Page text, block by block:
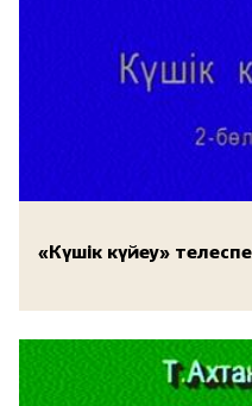
«Күшік күйеу»